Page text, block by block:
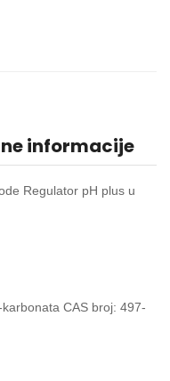
informacije
Regulator pH plus u
CAS broj: 497-